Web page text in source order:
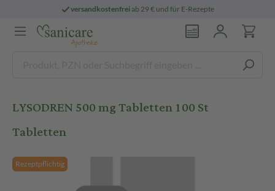
versandkostenfreiab 29 € und für E-Rezepte
LYSODREN 500 mg Tabletten 100 St
Tabletten
Rezeptpflichtig